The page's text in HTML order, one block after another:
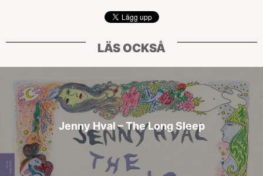
LÄS OCKSÅ
Jenny Hval – The Long Sleep